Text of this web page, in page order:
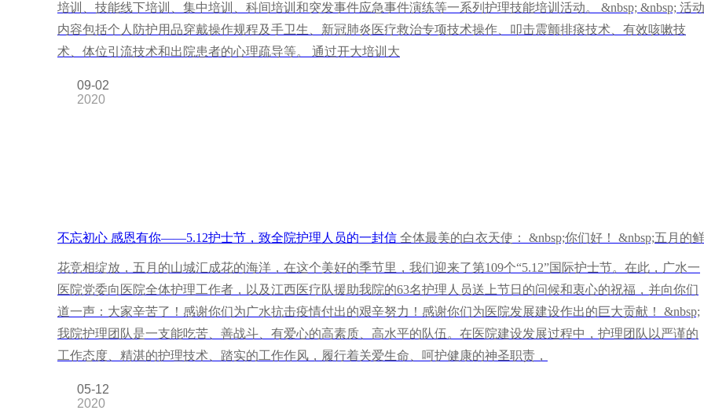
培训、技能线下培训、集中培训、科间培训和突发事件应急事件演练等一系列护理技能培训活动。 &nbsp; &nbsp; 活动
内容包括个人防护用品穿戴操作规程及手卫生、新冠肺炎医疗救治专项技术操作、叩击震颤排痰技术、有效咳嗽技
术、体位引流技术和出院患者的心理疏导等。 通过开大培训大
09-02
2020
不忘初心 感恩有你——5.12护士节，致全院护理人员的一封信 全体最美的白衣天使： &nbsp;你们好！ &nbsp;五月的鲜
花竞相绽放，五月的山城汇成花的海洋，在这个美好的季节里，我们迎来了第109个“5.12”国际护士节。在此，广水一
医院党委向医院全体护理工作者，以及江西医疗队援助我院的63名护理人员送上节日的问候和衷心的祝福，并向你们
道一声：大家辛苦了！感谢你们为广水抗击疫情付出的艰辛努力！感谢你们为医院发展建设作出的巨大贡献！ &nbsp;
我院护理团队是一支能吃苦、善战斗、有爱心的高素质、高水平的队伍。在医院建设发展过程中，护理团队以严谨的
工作态度、精湛的护理技术、踏实的工作作风，履行着关爱生命、呵护健康的神圣职责，
05-12
2020